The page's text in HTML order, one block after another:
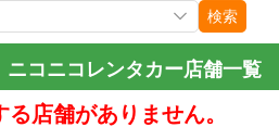
検索
コニコレンタカー店舗一覧
店舗がありません。